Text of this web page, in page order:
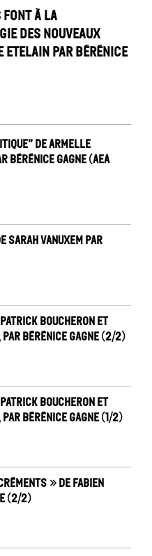
font à la
des nouveaux
Etelain par Bérénice
de Armelle
Bérénice Gagne (AEA
Sarah Vanuxem par
Boucheron et
Bérénice Gagne (2/2)
Boucheron et
Bérénice Gagne (1/2)
» de Fabien
(2/2)